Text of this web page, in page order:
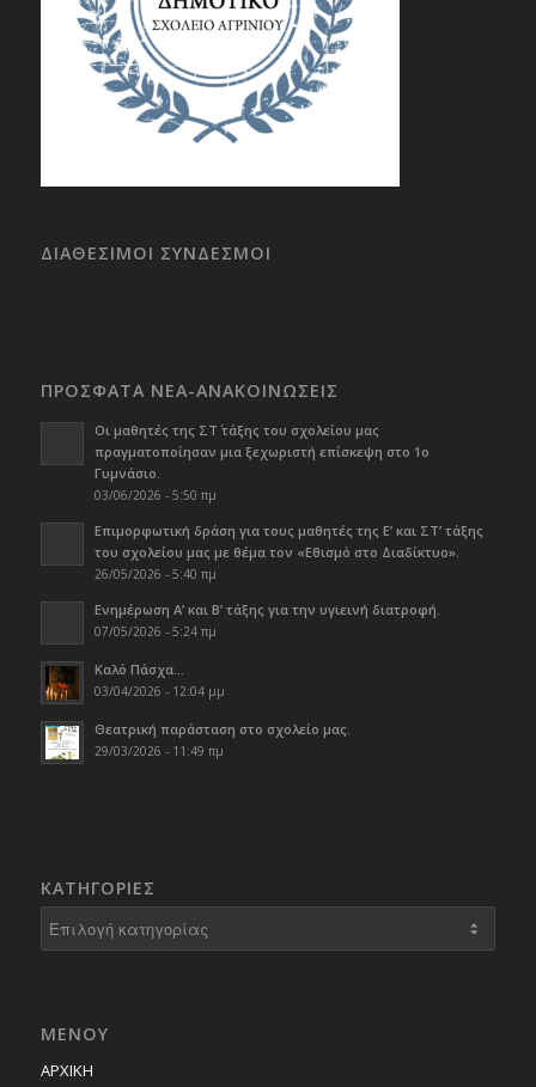
ΔΙΑΘΕΣΙΜΟΙ ΣΥΝΔΕΣΜΟΙ
ΠΡΟΣΦΑΤΑ ΝΕΑ-ΑΝΑΚΟΙΝΩΣΕΙΣ
Οι μαθητές της ΣΤ΄ τάξης του σχολείου μας
πραγματοποίησαν μια ξεχωριστή επίσκεψη στο 1ο
Γυμνάσιο.
03/06/2026 - 5:50 πμ
Επιμορφωτική δράση για τους μαθητές της Ε’ και ΣΤ’ τάξης
του σχολείου μας με θέμα τον «Εθισμό στο Διαδίκτυο».
26/05/2026 - 5:40 πμ
Ενημέρωση Α’ και Β’ τάξης για την υγιεινή διατροφή.
07/05/2026 - 5:24 πμ
Καλό Πάσχα…
03/04/2026 - 12:04 μμ
Θεατρική παράσταση στο σχολείο μας.
29/03/2026 - 11:49 πμ
KΑΤΗΓΟΡΊΕΣ
ΜΕΝΟΥ
ΑΡΧΙΚΗ